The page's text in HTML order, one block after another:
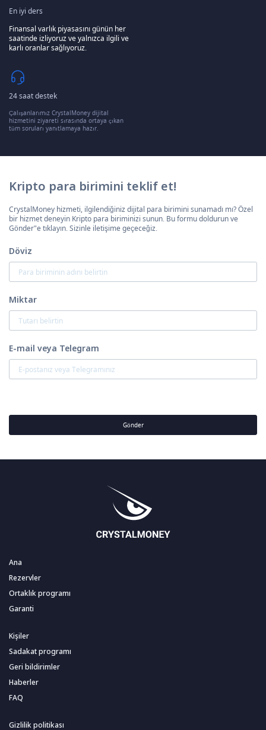
En iyi ders
Finansal varlık piyasasını günün her
saatinde izliyoruz ve yalnızca ilgili ve
karlı oranlar sağlıyoruz.
24 saat destek
Çalışanlarımız CrystalMoney dijital
hizmetini ziyareti sırasında ortaya çıkan
tüm soruları yanıtlamaya hazır.
Kripto para birimini teklif et!
CrystalMoney hizmeti, ilgilendiğiniz dijital para birimini sunamadı mı? Özel
bir hizmet deneyin Kripto para biriminizi sunun. Bu formu doldurun ve
Gönder"e tıklayın. Sizinle iletişime geçeceğiz.
Döviz
Miktar
E-mail veya Telegram
Gönder
Ana
Rezervler
Ortaklık programı
Garanti
Kişiler
Sadakat programı
Geri bildirimler
Haberler
FAQ
Gizlilik politikası